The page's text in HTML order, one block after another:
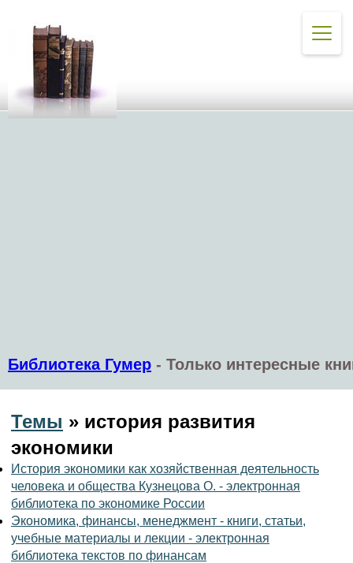
Библиотека Гумер - Только интересные
Темы » история развития
экономики
История экономики как хозяйственная деятельность
человека и общества Кузнецова О. - электронная
библиотека по экономике России
Экономика, финансы, менеджмент - книги, статьи,
учебные материалы и лекции - электронная
библиотека текстов по финансам